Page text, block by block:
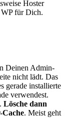
Hoster
WP für Dich.
Deinen Admin-
nicht lädt. Das
gerade installierte
verwendest.
Lösche dann
Cache. Meist geht